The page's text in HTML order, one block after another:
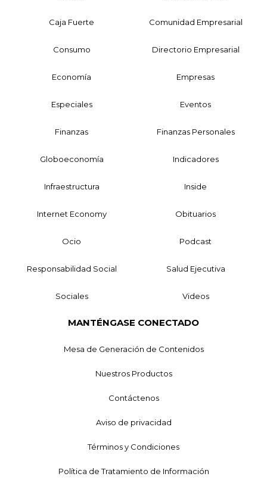
Caja Fuerte Comunidad Empresarial
Consumo Directorio Empresarial
Economía Empresas
Especiales Eventos
Finanzas Finanzas Personales
Globoeconomía Indicadores
Infraestructura Inside
Internet Economy Obituarios
Ocio Podcast
Responsabilidad Social Salud Ejecutiva
Sociales Videos
MANTÉNGASE CONECTADO
Mesa de Generación de Contenidos
Nuestros Productos
Contáctenos
Aviso de privacidad
Términos y Condiciones
Política de Tratamiento de Información